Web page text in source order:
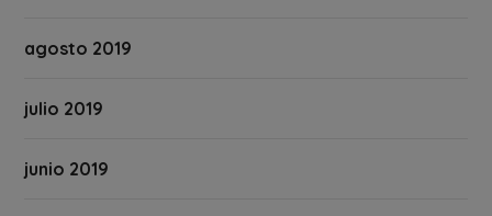
agosto 2019
julio 2019
junio 2019